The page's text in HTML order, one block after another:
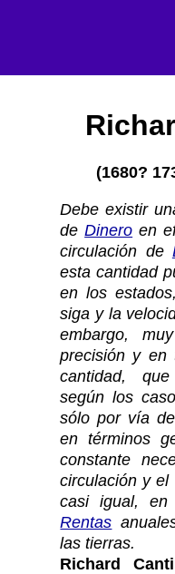
(1680?
Debe existir
deDinero en
circulación de
esta cantidad
en los
siga y la
embargo,
precisión y en
cantidad,
según los
sólo por vía
en términos
constante
circulación y
casi igual, en
Rentas
las tierras.
Richard